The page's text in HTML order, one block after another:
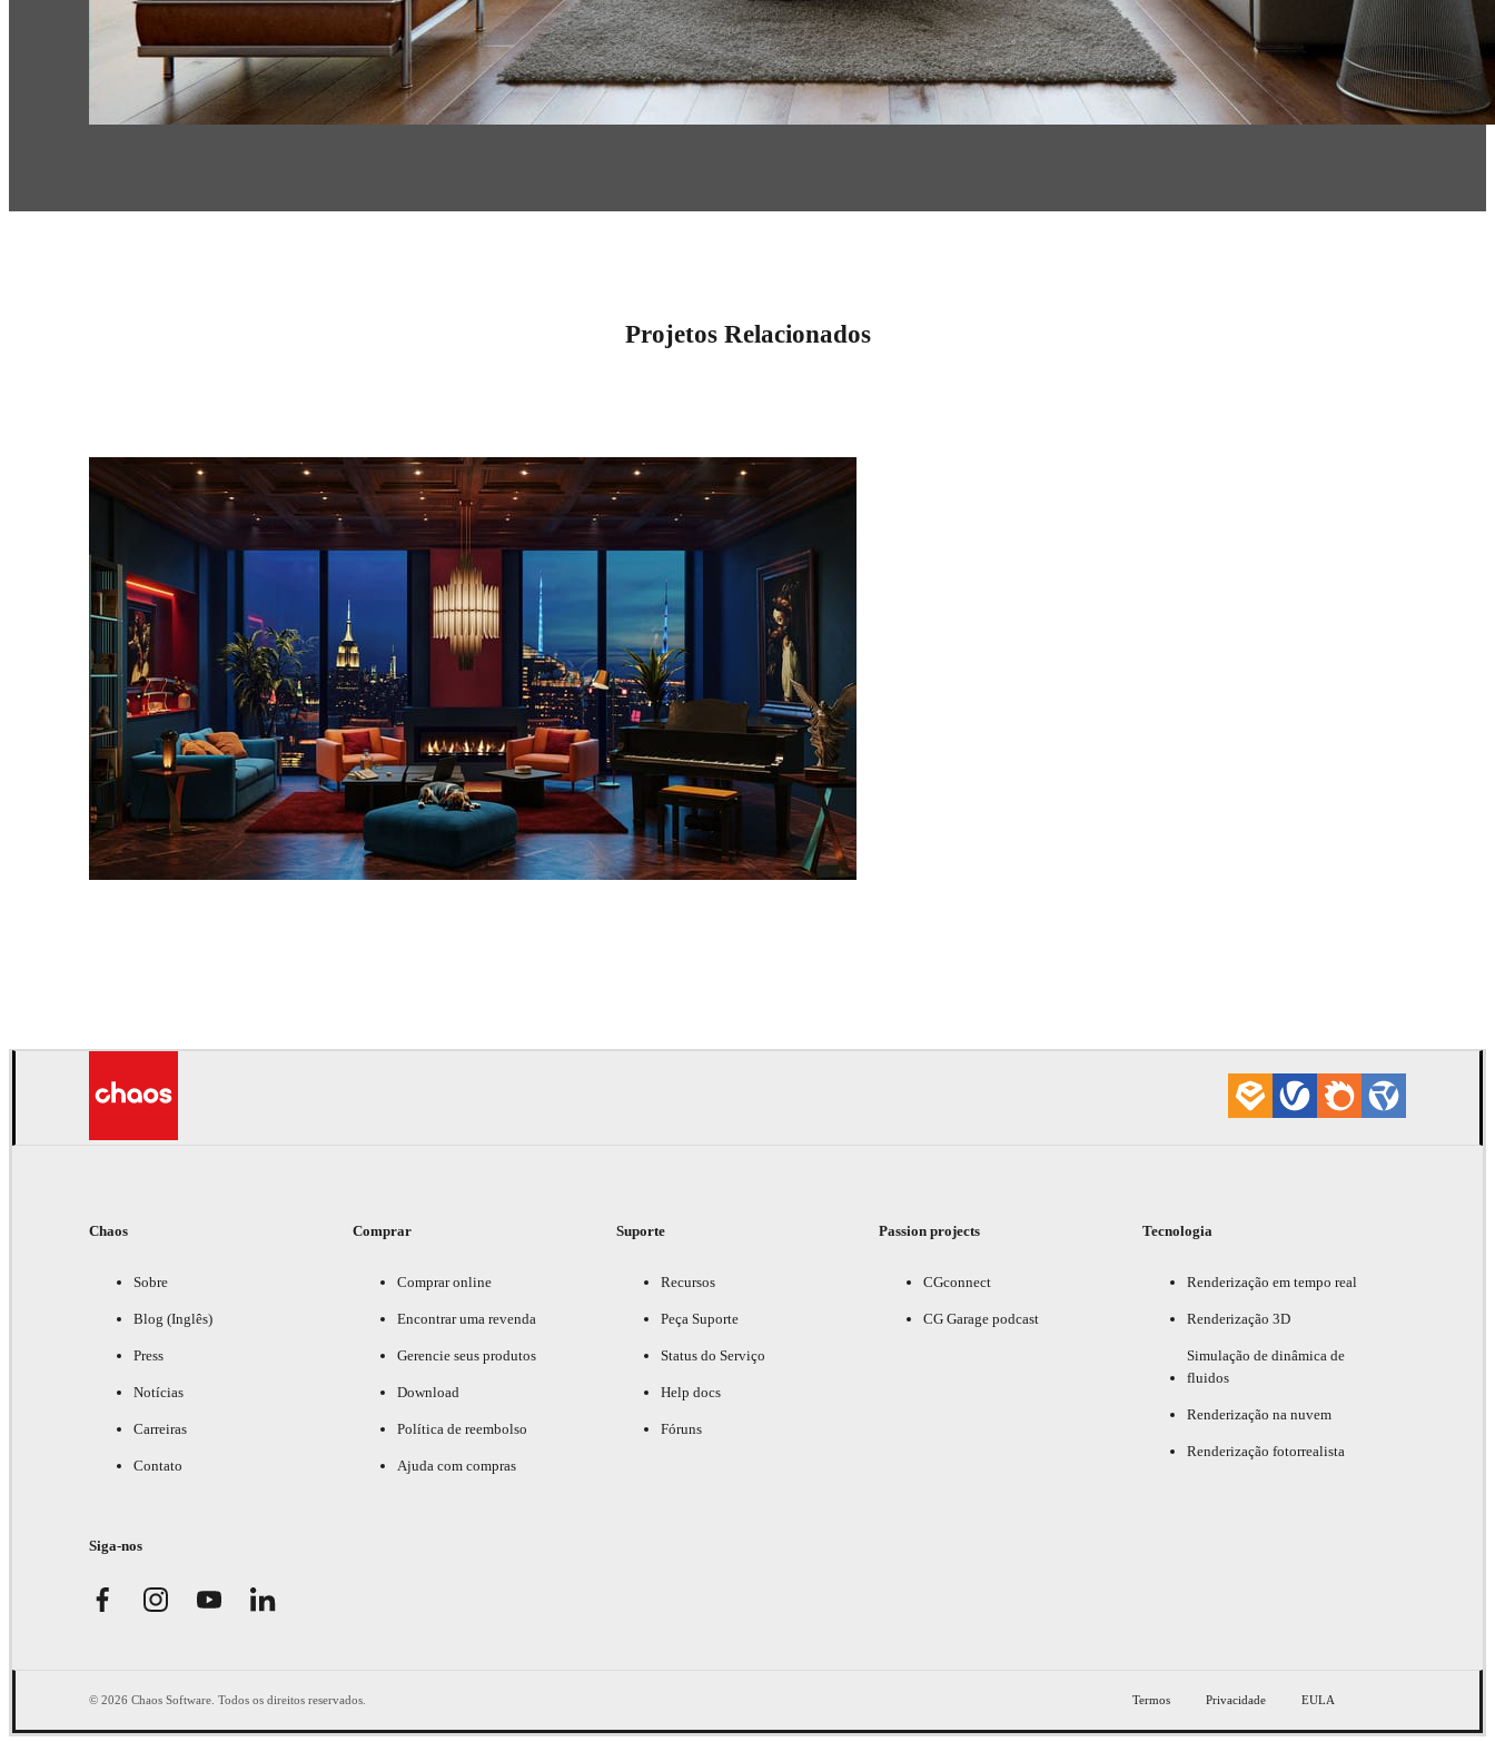
Projetos Relacionados
Chaos
Sobre
Blog (Inglês)
Press
Notícias
Carreiras
Contato
Comprar
Comprar online
Encontrar uma revenda
Gerencie seus produtos
Download
Política de reembolso
Ajuda com compras
Suporte
Recursos
Peça Suporte
Status do Serviço
Help docs
Fóruns
Passion projects
CGconnect
CG Garage podcast
Tecnologia
Renderização em tempo real
Renderização 3D
Simulação de dinâmica de
fluidos
Renderização na nuvem
Renderização fotorrealista
Siga-nos
© 2026 Chaos Software. Todos os direitos reservados. Termos Privacidade EULA